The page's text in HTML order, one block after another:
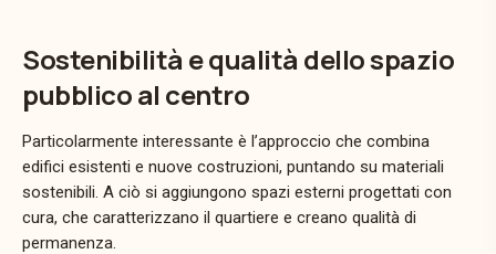
Sostenibilità e qualità dello spazio
pubblico al centro
Particolarmente interessante è l’approccio che combina
edifici esistenti e nuove costruzioni, puntando su materiali
sostenibili. A ciò si aggiungono spazi esterni progettati con
cura, che caratterizzano il quartiere e creano qualità di
permanenza.